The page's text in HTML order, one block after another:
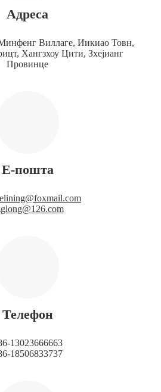
Адреса
Виллаге, Иикиао Товн,
Хангзхоу Цити, Зхејианг
Провинце
Е-пошта
Телефон
13023666663
18506833737